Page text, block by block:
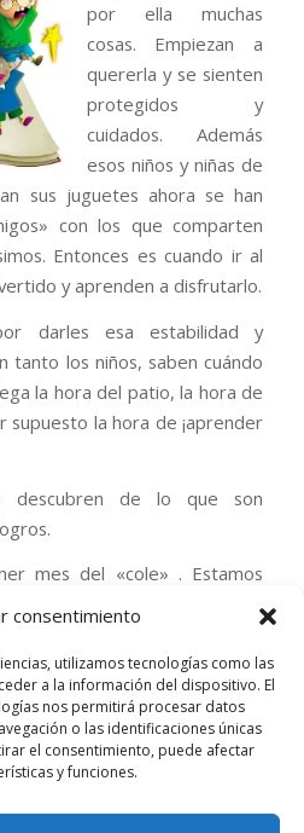
consentimiento
utilizamos tecnologías como las
a la información del dispositivo. El
nos permitirá procesar datos
o las identificaciones únicas
el consentimiento, puede afectar
y funciones.
por ella muchas
cosas. Empiezan a
quererla y se sienten
protegidos y
cuidados. Además
esos niños y niñas de
sus juguetes ahora se han
con los que comparten
Entonces es cuando ir al
y aprenden a disfrutarlo.
darles esa estabilidad y
tanto los niños, saben cuándo
la hora del patio, la hora de
supuesto la hora de ¡aprender
descubren de lo que son
mes del «cole» . Estamos
con vosotr@s y de que